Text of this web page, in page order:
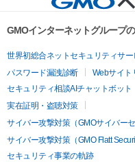
GMOインターネットグループ
世界初総合ネットセキュリティサー
パスワード漏洩診断
Webサイト
セキュリティ相談AIチャットボット
実在証明・盗聴対策
サイバー攻撃対策（GMOサイバー
サイバー攻撃対策（GMO Flatt
セキュリティ事業の軌跡